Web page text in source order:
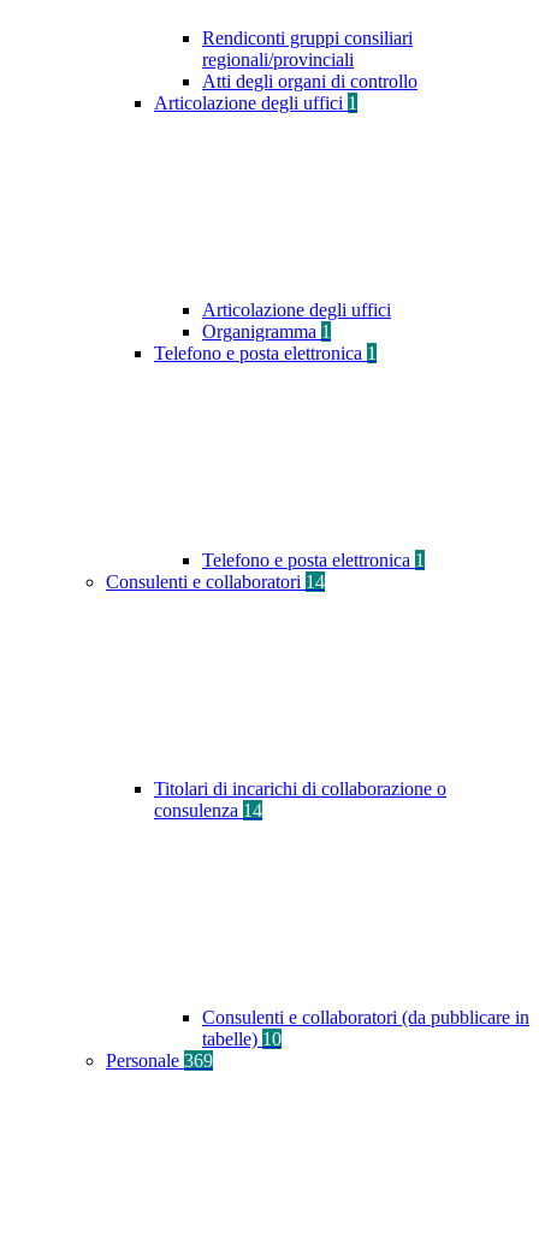
Rendiconti gruppi consiliari
regionali/provinciali
Atti degli organi di controllo
Articolazione degli uffici 1
Articolazione degli uffici
Organigramma 1
Telefono e posta elettronica 1
Telefono e posta elettronica 1
Consulenti e collaboratori 14
Titolari di incarichi di collaborazione o
consulenza 14
Consulenti e collaboratori (da pubblicare in
tabelle) 10
Personale 369